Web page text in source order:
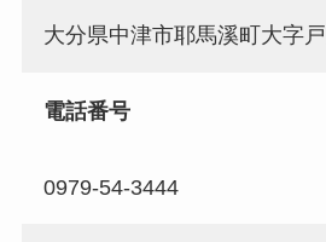
大分県中津市耶馬溪町大字
電話番号
0979-54-3444